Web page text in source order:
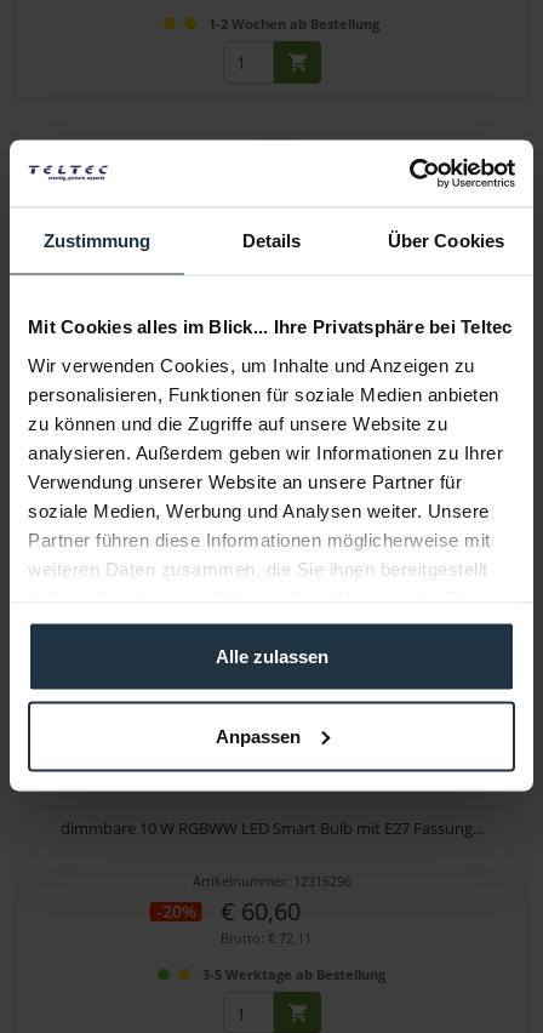
Zustimmung Details Über Cookies
Mit Cookies alles im Blick... Ihre Privatsphäre bei Teltec
Wir verwenden Cookies, um Inhalte und Anzeigen zu
personalisieren, Funktionen für soziale Medien anbieten
zu können und die Zugriffe auf unsere Website zu
analysieren. Außerdem geben wir Informationen zu Ihrer
Verwendung unserer Website an unsere Partner für
soziale Medien, Werbung und Analysen weiter. Unsere
Partner führen diese Informationen möglicherweise mit
weiteren Daten zusammen, die Sie ihnen bereitgestellt
gesammelt haben.
Alle zulassen
Anpassen
1-2 Wochen ab Bestellung
Artikelnummer: 12307791
€ 49,58
Brutto: € 59,00
Godox C7R KNOWLED RGB WW LED Leuchte
dimmbare 10 W RGBWW LED Smart Bulb mit E27 Fassung...
Artikelnummer: 12316296
-20% € 60,60
Brutto: € 72,11
3-5 Werktage ab Bestellung